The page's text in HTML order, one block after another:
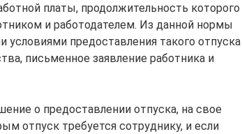
платы, продолжительность которого
и работодателем. Из данной нормы
предоставления такого отпуска
письменное заявление работника и
о предоставлении отпуска, на свое
отпуск требуется сотруднику, и если